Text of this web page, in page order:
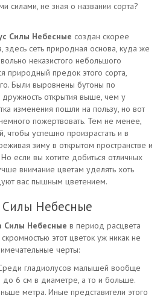
силами, не зная о названии сорта?
Силы Небесные создан скорее
здесь сеть природная основа, куда же
неказистого небольшого
природный предок этого сорта,
Были выровнены бутоны по
открытия выше, чем у
изменения пошли на пользу, но вот
пожертвовать. Тем не менее,
чтобы успешно произрастать и в
зиму в открытом пространстве и
если вы хотите добиться отличных
внимание цветам уделять хоть
вас пышным цветением.
Силы Небесные
Силы Небесные в период расцвета
этот цветок уж никак не
черты:
гладиолусов малышей вообще
до 6 см в диаметре, а то и больше.
метра. Иные представители этого